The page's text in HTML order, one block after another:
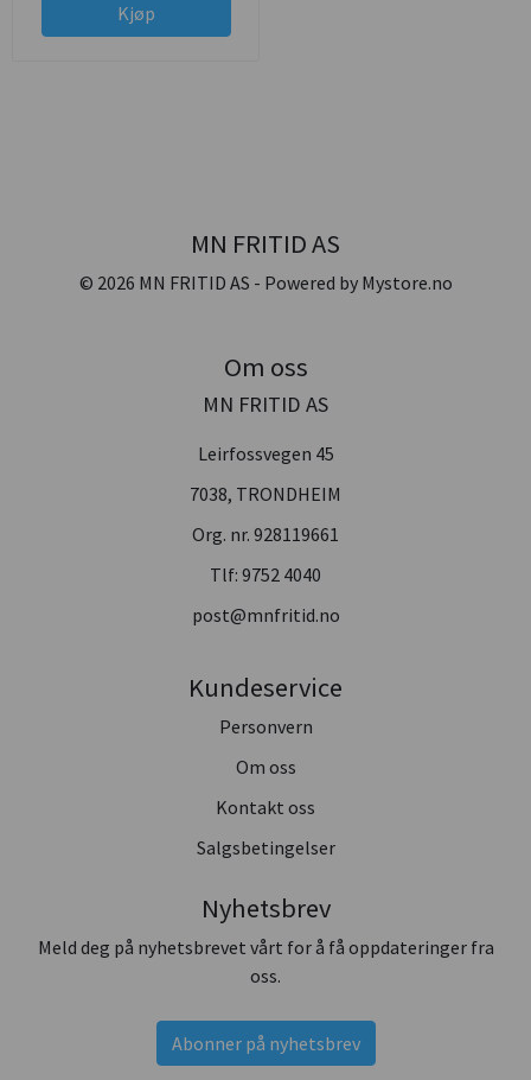
Kjøp
MN FRITID AS
© 2026 MN FRITID AS - Powered by Mystore.no
Om oss
MN FRITID AS
Leirfossvegen 45
7038, TRONDHEIM
Org. nr. 928119661
Tlf: 9752 4040
post@mnfritid.no
Kundeservice
Personvern
Om oss
Kontakt oss
Salgsbetingelser
Nyhetsbrev
Meld deg på nyhetsbrevet vårt for å få oppdateringer fra
oss.
Abonner på nyhetsbrev